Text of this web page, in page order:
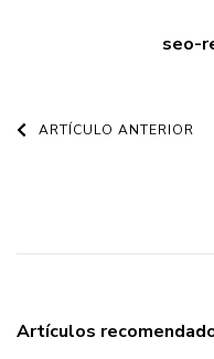
seo-
Navegación
ARTÍCULO ANTERIOR
Artículos